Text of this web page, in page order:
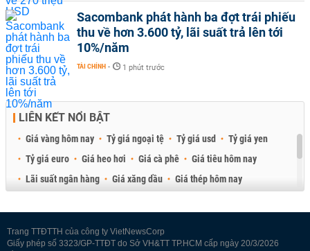
Sacombank phát hành ba đợt trái phiếu
thu về hơn 3.600 tỷ, lãi suất trả lên tới
10%/năm
TÀI CHÍNH - 1 phút trước
LIÊN KẾT NỔI BẬT
Giá vàng hôm nay Tỷ giá ngoại tệ Tỷ giá usd
Tỷ giá yen
Tỷ giá euro
Giá heo hơi Giá cà phê
Giá tiêu hôm nay
Lãi suất ngân hàng
Giá xăng dầu
Giá thép hôm nay
Trang TTĐTTH của công ty VietNewsCorp
Giấy phép số 3323/GP-TTĐT do Sở VH&TT TP.HCM cấp ngày 20/3/2026